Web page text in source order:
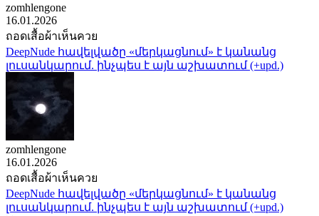
zomhlengone
16.01.2026
ถอดเสื้อผ้าเห็นควย
DeepNude հավելվածը «մերկացնում» է կանանց
լուսանկարում. ինչպես է այն աշխատում (+upd.)
zomhlengone
16.01.2026
ถอดเสื้อผ้าเห็นควย
DeepNude հավելվածը «մերկացնում» է կանանց
լուսանկարում. ինչպես է այն աշխատում (+upd.)